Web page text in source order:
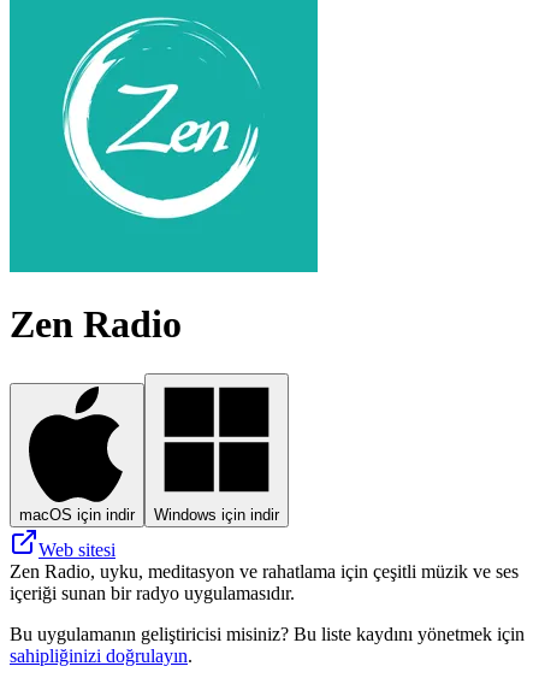
Zen Radio
macOS için indir Windows için indir
Web sitesi
Zen Radio, uyku, meditasyon ve rahatlama için çeşitli müzik ve ses
içeriği sunan bir radyo uygulamasıdır.
Bu uygulamanın geliştiricisi misiniz? Bu liste kaydını yönetmek için
sahipliğinizi doğrulayın.